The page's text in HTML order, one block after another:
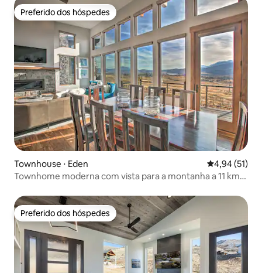
Preferido dos hóspedes
Preferido dos hóspedes
Townhouse ⋅ Eden 4,94 de uma
4,94 (51)
Townhome moderna com vista para a montanha a 11 km
Preferido dos hóspedes
Preferido dos hóspedes